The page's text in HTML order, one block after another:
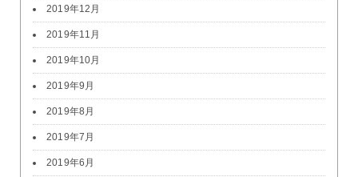
2019年12月
2019年11月
2019年10月
2019年9月
2019年8月
2019年7月
2019年6月